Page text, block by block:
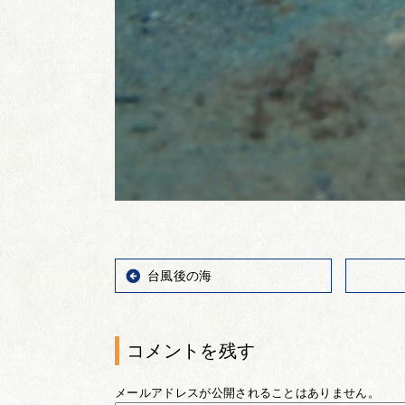
台風後の海
コメントを残す
メールアドレスが公開されることはありません。